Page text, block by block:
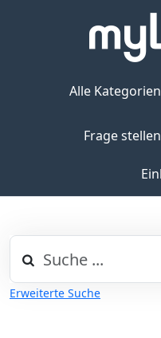
Alle Kategorien
Frage stellen
Erweiterte Suche